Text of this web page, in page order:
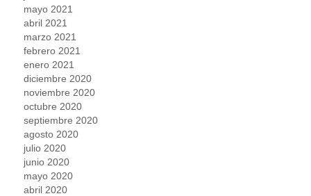
mayo 2021
abril 2021
marzo 2021
febrero 2021
enero 2021
diciembre 2020
noviembre 2020
octubre 2020
septiembre 2020
agosto 2020
julio 2020
junio 2020
mayo 2020
abril 2020